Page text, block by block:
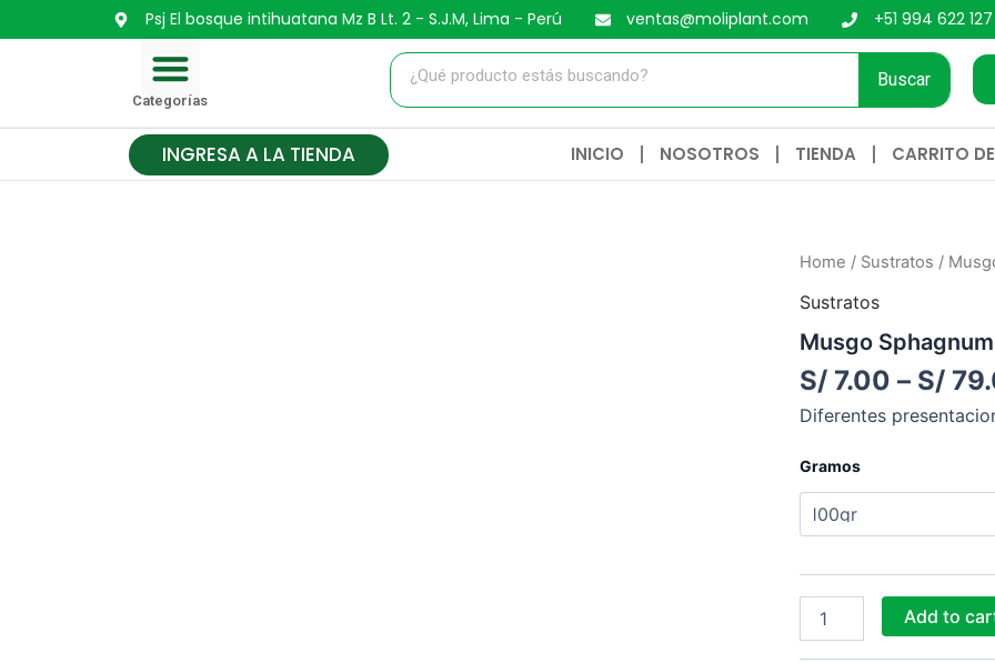
al
Psj El bosque intihuatana Mz B Lt. 2 - S.J.M, Lima - Perú ventas@moliplant.com +51 994 622 127
Menu
Categorías
Buscar
INGRESA A LA TIENDA INICIO NOSOTROS TIENDA CARRITO
Home / Sustratos /
Sustratos
Musgo Sphagnum
S/ 7.00 – S/
Diferentes
Gramos
Musgo
quantity
Add to